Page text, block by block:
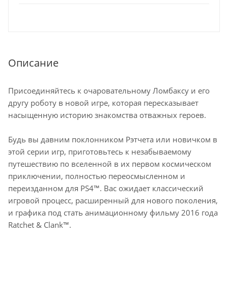
Описание
Присоединяйтесь к очаровательному Ломбаксу и его
другу роботу в новой игре, которая пересказывает
насыщенную историю знакомства отважных героев.
Будь вы давним поклонником Рэтчета или новичком в
этой серии игр, приготовьтесь к незабываемому
путешествию по вселенной в их первом космическом
приключении, полностью переосмысленном и
переизданном для PS4™. Вас ожидает классический
игровой процесс, расширенный для нового поколения,
и графика под стать анимационному фильму 2016 года
Ratchet & Clank™.